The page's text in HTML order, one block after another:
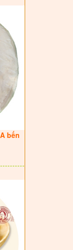
bến